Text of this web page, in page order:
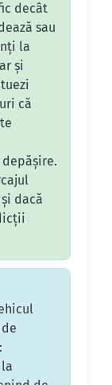
decât
sau
la
și
că
dacă